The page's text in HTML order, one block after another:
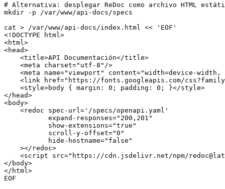
# Alternativa: desplegar ReDoc como archivo HTML
mkdir -p /var/www/api-docs/specs
cat > /var/www/api-docs/index.html << 'EOF'
<!DOCTYPE html>
<html>
<head>
    <title>API Documentación</title>
    <meta charset="utf-8"/>
<meta name="viewport" content="width=device-width,
<link href="https://fonts.googleapis.com/
    <style>body { margin: 0; padding: 0; }</style>
</head>
<body>
    <redoc spec-url='/specs/openapi.yaml'
           expand-responses="200,201"
           show-extensions="true"
           scroll-y-offset="0"
           hide-hostname="false"
    ></redoc>
<script src="https://cdn.jsdelivr.net/npm/
</body>
</html>
EOF